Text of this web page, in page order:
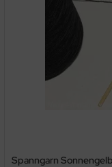
Spanngarn